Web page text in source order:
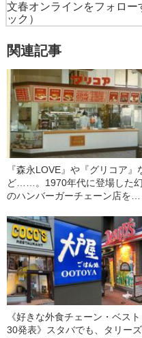
文春オンラインをフォロー
ック）
関連記事
『森永LOVE』や『グリコア』
ど……。1970年代に登場した幻
のハンバーガーチェーン店を覚
《好きな外食チェーン・ベスト
30発表》スタバでも、タリーズ